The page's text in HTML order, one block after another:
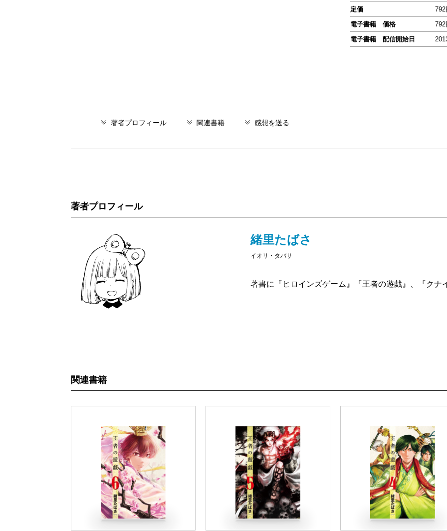
定価
792
電子書籍 価格
792
電子書籍 配信開始日
著者プロフィール 関連書籍 感想を送る
著者プロフィール
緒里たばさ
イオリ・タバサ
著書に『ヒロインズゲーム』『王者の遊戯』、『クナ
関連書籍